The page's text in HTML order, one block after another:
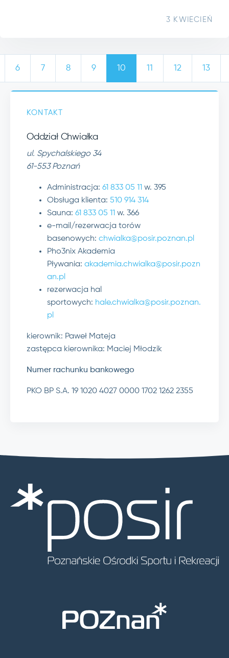
3 KWIECIEŃ
6 7 8 9 10 11 12 13
KONTAKT
Oddział Chwiałka
ul. Spychalskiego 34
61-553 Poznań
Administracja: 61 833 05 11 w. 395
Obsługa klienta: 510 914 314
Sauna: 61 833 05 11 w. 366
e-mail/rezerwacja torów
basenowych: chwialka@posir.poznan.pl
Pho3nix Akademia
Pływania: akademia.chwialka@posir.pozn
an.pl
rezerwacja hal
sportowych: hale.chwialka@posir.poznan.
pl
kierownik: Paweł Mateja
zastępca kierownika: Maciej Młodzik
Numer rachunku bankowego
PKO BP S.A. 19 1020 4027 0000 1702 1262 2355